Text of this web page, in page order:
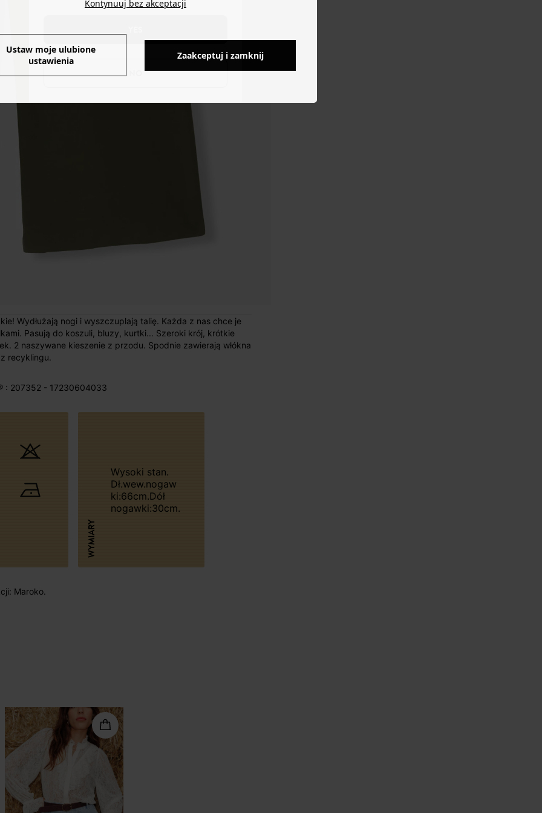
Wydłużają nogi i wyszczuplają talię. Każda z nas chce je
Pasują do koszuli, bluzy, kurtki... Szeroki krój, krótkie
2 naszywane kieszenie z przodu. Spodnie zawierają włókna
recyklingu.
: 207352 - 17230604033
WYMIARY
Wysoki stan.
Dł.wew.nogaw
ki:66cm.Dół
nogawki:30cm.
Maroko.
Kontynuuj bez akceptacji
Ustaw moje ulubione
ustawienia
Zaakceptuj i zamknij